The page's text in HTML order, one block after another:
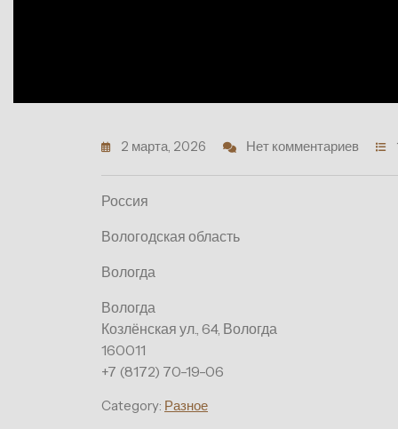
2 марта, 2026 Нет комментариев
Россия
Вологодская область
Вологда
Вологда
Козлёнская ул., 64, Вологда
160011
+7 (8172) 70-19-06
Category: Разное